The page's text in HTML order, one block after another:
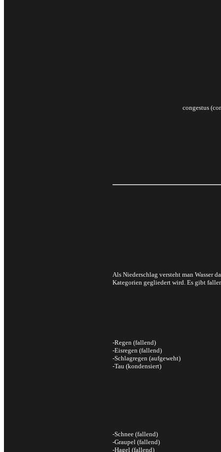
congestus
Als Niederschlag versteht man Wasser
Kategorien gegliedert wird. Es gibt
-Regen (fallend)
-Eisregen (fallend)
-Schlagregen (aufgeweht)
-Tau (kondensiert)
-Schnee (fallend)
-Graupel (fallend)
-Hagel (fallend)